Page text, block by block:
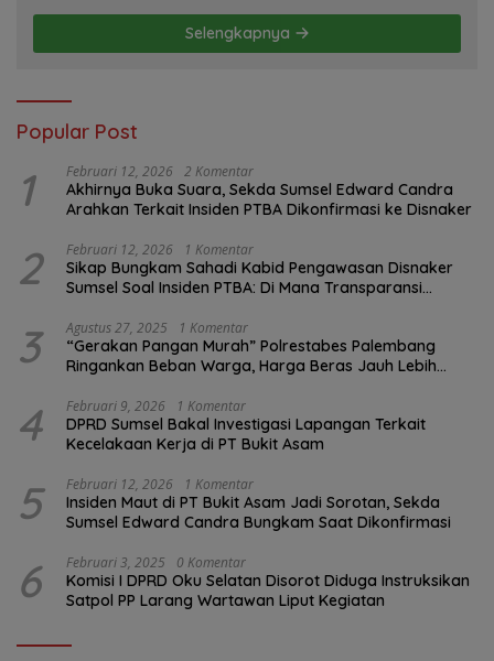
Selengkapnya
Popular Post
1 Februari 12, 2026 2 Komentar
Akhirnya Buka Suara, Sekda Sumsel Edward Candra
Arahkan Terkait Insiden PTBA Dikonfirmasi ke Disnaker
2 Februari 12, 2026 1 Komentar
Sikap Bungkam Sahadi Kabid Pengawasan Disnaker
Sumsel Soal Insiden PTBA: Di Mana Transparansi
3 Agustus 27, 2025 1 Komentar
“Gerakan Pangan Murah” Polrestabes Palembang
Ringankan Beban Warga, Harga Beras Jauh Lebih
4 Februari 9, 2026 1 Komentar
DPRD Sumsel Bakal Investigasi Lapangan Terkait
Kecelakaan Kerja di PT Bukit Asam
5 Februari 12, 2026 1 Komentar
Insiden Maut di PT Bukit Asam Jadi Sorotan, Sekda
Sumsel Edward Candra Bungkam Saat Dikonfirmasi
6 Februari 3, 2025 0 Komentar
Komisi I DPRD Oku Selatan Disorot Diduga Instruksikan
Satpol PP Larang Wartawan Liput Kegiatan